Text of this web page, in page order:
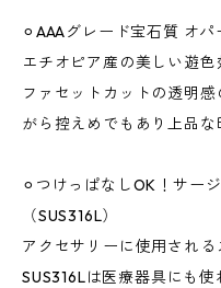
⚪︎AAAグレード宝石質 オパ
エチオピア産の美しい遊色
ファセットカットの透明
がら控えめでもあり上品な
⚪︎つけっぱなしOK！サー
（SUS316L）
アクセサリーに使用され
SUS316Lは医療器具にも